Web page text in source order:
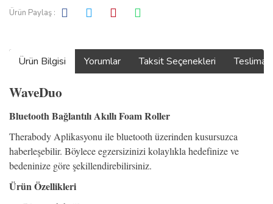
Ürün Paylaş :
Ürün Bilgisi Yorumlar Taksit Seçenekleri
WaveDuo
Bluetooth Bağlantılı Akıllı Foam Roller
Therabody Aplikasyonu ile bluetooth üzerinden kusursuzca
haberleşebilir. Böylece egzersizinizi kolaylıkla hedefinize ve
bedeninize göre şekillendirebilirsiniz.
Ürün Özellikleri